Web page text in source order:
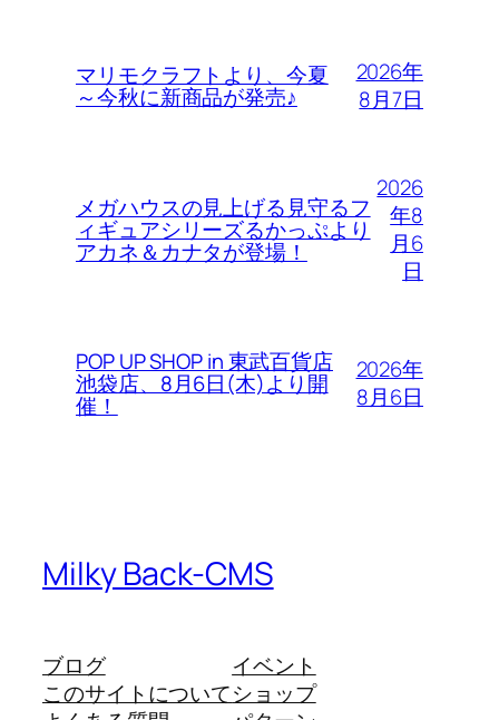
マリモクラフトより、今夏
～今秋に新商品が発売♪
2026年
8月7日
メガハウスの見上げる見守るフ
ィギュアシリーズるかっぷより
アカネ＆カナタが登場！
2026
年8
月6
日
POP UP SHOP in 東武百貨店
池袋店、8月6日(木)より開
催！
2026年
8月6日
Milky Back-CMS
ブログ
このサイトについて
イベント
ショップ